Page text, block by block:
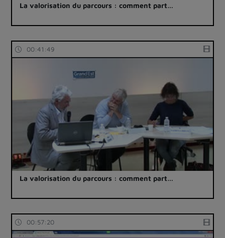
La valorisation du parcours : comment part…
00:41:49
La valorisation du parcours : comment part…
00:57:20